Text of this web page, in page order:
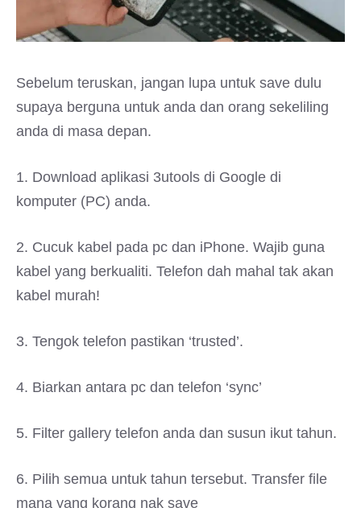
Sebelum teruskan, jangan lupa untuk save dulu
supaya berguna untuk anda dan orang sekeliling
anda di masa depan.
1. Download aplikasi 3utools di Google di
komputer (PC) anda.
2. Cucuk kabel pada pc dan iPhone. Wajib guna
kabel yang berkualiti. Telefon dah mahal tak akan
kabel murah!
3. Tengok telefon pastikan ‘trusted’.
4. Biarkan antara pc dan telefon ‘sync’
5. Filter gallery telefon anda dan susun ikut tahun.
6. Pilih semua untuk tahun tersebut. Transfer file
mana yang korang nak save